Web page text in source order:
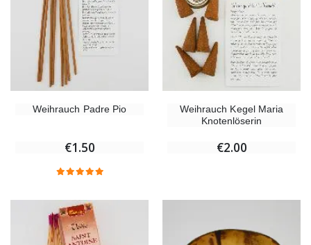
Weihrauch Padre Pio
€1.50
Weihrauch Kegel Maria
Knotenlöserin
€2.00